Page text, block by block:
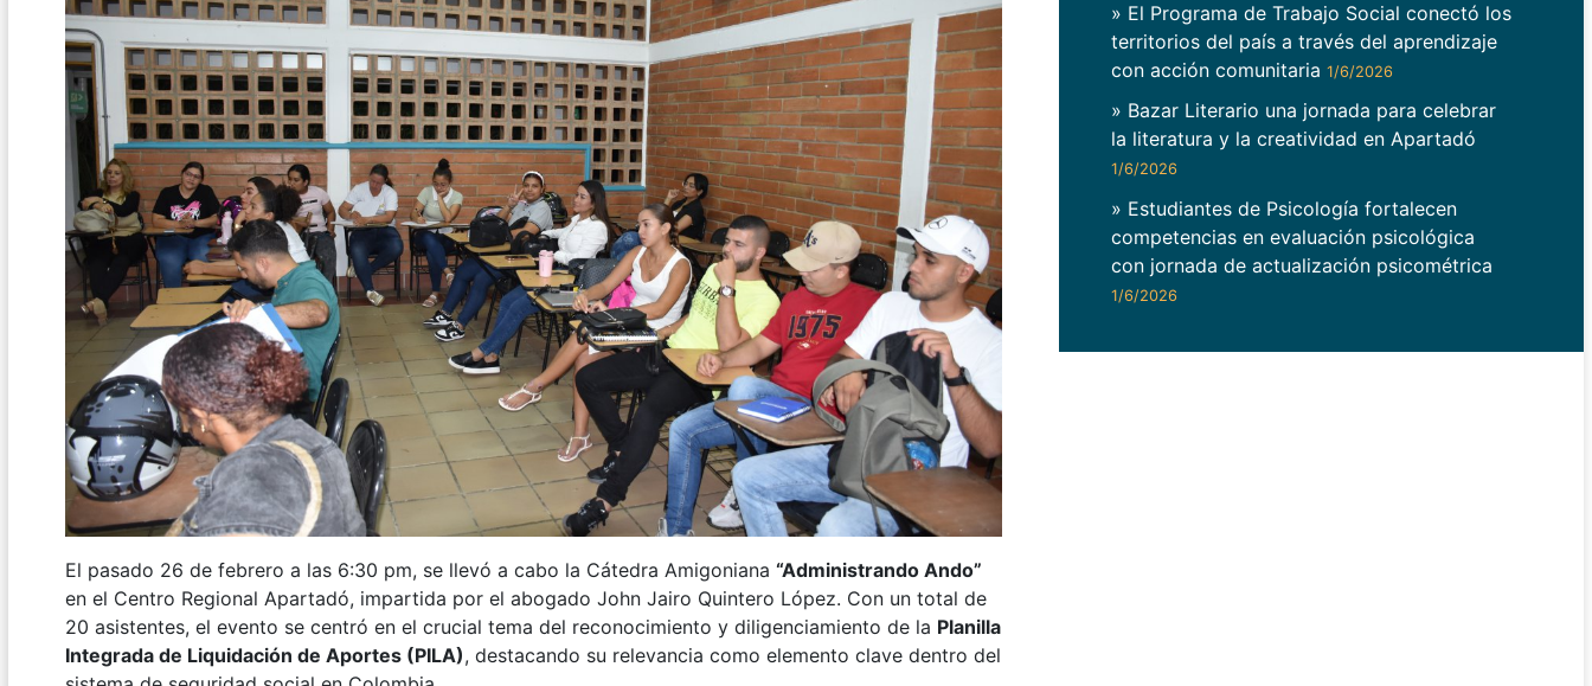
El pasado 26 de febrero a las 6:30 pm, se llevó a cabo la Cátedra Amigoniana “Administrando Ando”
en el Centro Regional Apartadó, impartida por el abogado John Jairo Quintero López. Con un total de
20 asistentes, el evento se centró en el crucial tema del reconocimiento y diligenciamiento de la Planilla
Integrada de Liquidación de Aportes (PILA), destacando su relevancia como elemento clave dentro del
» El Programa de Trabajo Social conectó los
territorios del país a través del aprendizaje
con acción comunitaria 1/6/2026
» Bazar Literario una jornada para celebrar
la literatura y la creatividad en Apartadó
1/6/2026
» Estudiantes de Psicología fortalecen
competencias en evaluación psicológica
con jornada de actualización psicométrica
1/6/2026